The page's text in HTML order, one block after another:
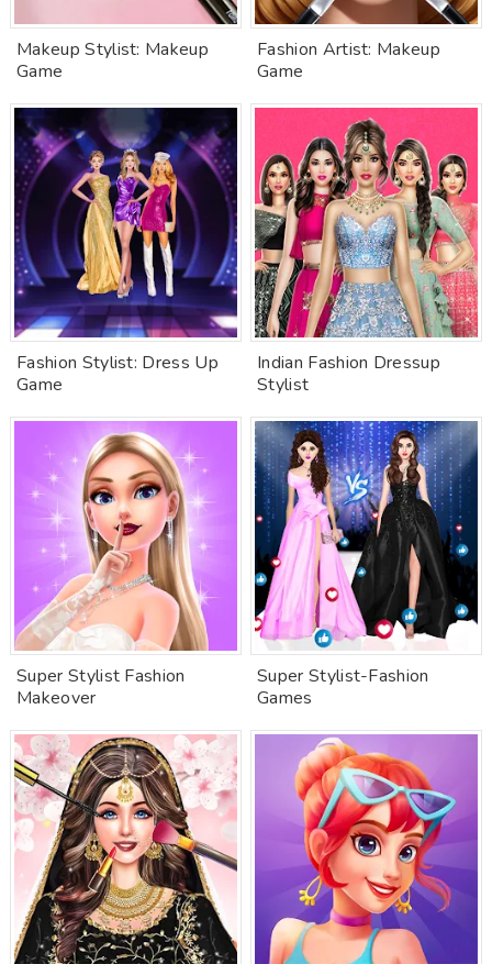
Makeup Stylist: Makeup
Game
Fashion Artist: Makeup
Game
Fashion Stylist: Dress Up
Game
Indian Fashion Dressup
Stylist
Super Stylist Fashion
Makeover
Super Stylist-Fashion
Games